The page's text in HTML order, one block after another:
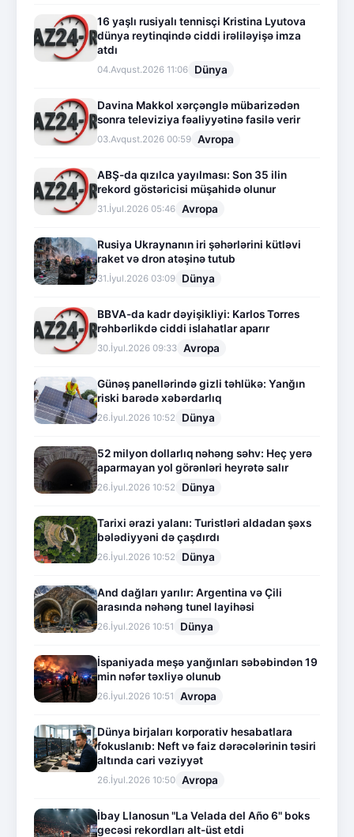
16 yaşlı rusiyalı tennisçi Kristina Lyutova
dünya reytinqində ciddi irəliləyişə imza
atdı
04.Avqust.2026 11:06 Dünya
Davina Makkol xərçənglə mübarizədən
sonra televiziya fəaliyyətinə fasilə verir
03.Avqust.2026 00:59 Avropa
ABŞ-da qızılca yayılması: Son 35 ilin
rekord göstəricisi müşahidə olunur
31.İyul.2026 05:46 Avropa
Rusiya Ukraynanın iri şəhərlərini kütləvi
raket və dron atəşinə tutub
31.İyul.2026 03:09 Dünya
BBVA-da kadr dəyişikliyi: Karlos Torres
rəhbərlikdə ciddi islahatlar aparır
30.İyul.2026 09:33 Avropa
Günəş panellərində gizli təhlükə: Yanğın
riski barədə xəbərdarlıq
26.İyul.2026 10:52 Dünya
52 milyon dollarlıq nəhəng səhv: Heç yerə
aparmayan yol görənləri heyrətə salır
26.İyul.2026 10:52 Dünya
Tarixi ərazi yalanı: Turistləri aldadan şəxs
bələdiyyəni də çaşdırdı
26.İyul.2026 10:52 Dünya
And dağları yarılır: Argentina və Çili
arasında nəhəng tunel layihəsi
26.İyul.2026 10:51 Dünya
İspaniyada meşə yanğınları səbəbindən 19
min nəfər təxliyə olunub
26.İyul.2026 10:51 Avropa
Dünya birjaları korporativ hesabatlara
fokuslanıb: Neft və faiz dərəcələrinin təsiri
altında cari vəziyyət
26.İyul.2026 10:50 Avropa
İbay Llanosun "La Velada del Año 6" boks
gecəsi rekordları alt-üst etdi